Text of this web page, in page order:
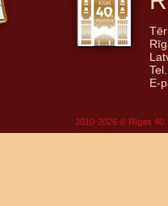
E-
2010-2026 © Rīgas